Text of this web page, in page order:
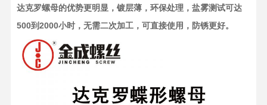
达克罗螺母的优势更明显，镀层薄，环保处理，盐雾测试可达
500到2000小时，无需二次加工，可直接使用，防锈更好。